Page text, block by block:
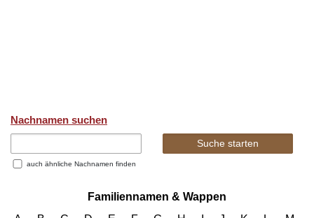
Nachnamen suchen
auch ähnliche Nachnamen finden
Familiennamen & Wappen